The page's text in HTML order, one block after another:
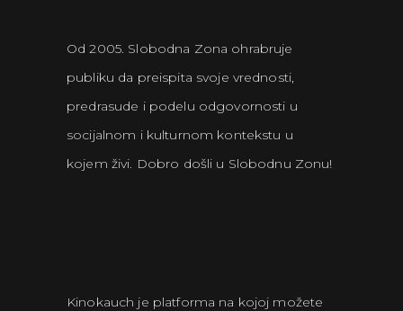
Od 2005. Slobodna Zona ohrabruje
publiku da preispita svoje vrednosti,
predrasude i podelu odgovornosti u
socijalnom i kulturnom kontekstu u
kojem živi. Dobro došli u Slobodnu Zonu!
Kinokauch je platforma na kojoj možete